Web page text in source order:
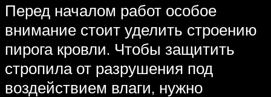
Перед началом работ особое
внимание стоит уделить строению
пирога кровли. Чтобы защитить
стропила от разрушения под
воздействием влаги, нужно